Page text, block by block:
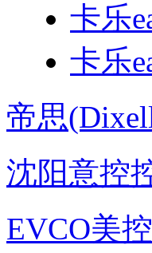
卡乐
卡乐
帝思
沈阳意控
EVCO美